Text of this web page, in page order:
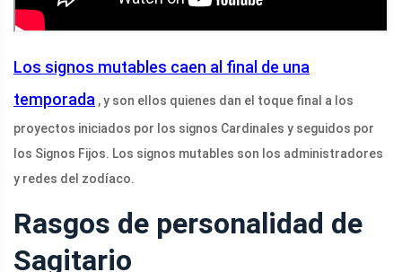
Los signos mutables caen al final de una
temporada , y son ellos quienes dan el toque final a los
proyectos iniciados por los signos Cardinales y seguidos por
los Signos Fijos. Los signos mutables son los administradores
y redes del zodíaco.
Rasgos de personalidad de
Sagitario